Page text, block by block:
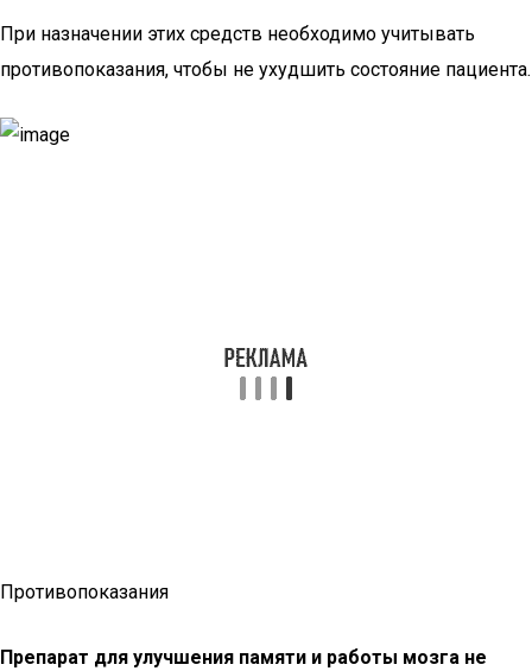
При назначении этих средств необходимо учитывать
противопоказания, чтобы не ухудшить состояние пациента.
Противопоказания
Препарат для улучшения памяти и работы мозга не